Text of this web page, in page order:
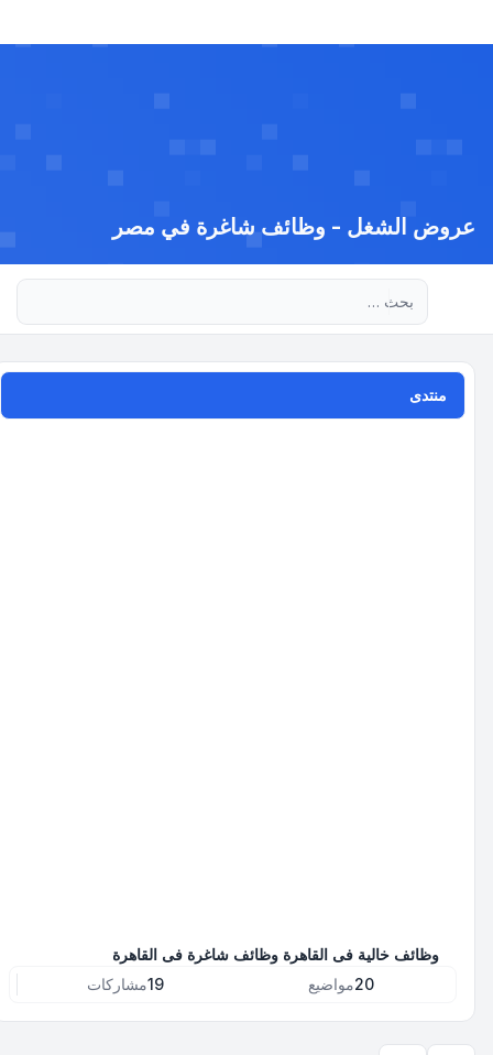
عروض الشغل - وظائف شاغرة في مصر
منتدى
وظائف خالية فى القاهرة وظائف شاغرة فى القاهرة
20مواضيع 19مشاركات